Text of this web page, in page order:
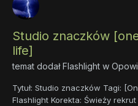
Studio znaczków
life]
temat dodałFlashlight w
Tytuł: Studio znaczków Tagi:
Flashlight Korekta: Świeży